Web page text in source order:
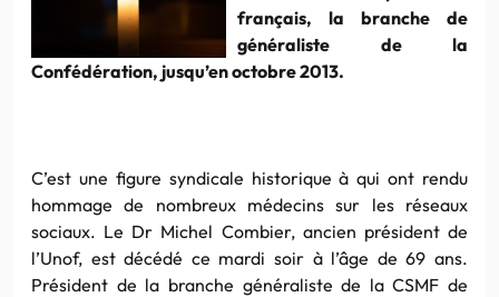
français, la branche de
généraliste de la
Confédération, jusqu’en octobre 2013.
C’est une figure syndicale historique à qui ont rendu
hommage de nombreux médecins sur les réseaux
sociaux. Le Dr Michel Combier, ancien président de
l’Unof, est décédé ce mardi soir à l’âge de 69 ans.
Président de la branche généraliste de la CSMF de